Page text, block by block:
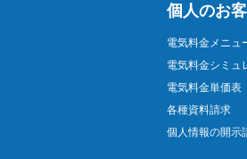
個人のお
電気料金メニュ
電気料金シミュ
電気料金単価表
各種資料請求
個人情報の開示